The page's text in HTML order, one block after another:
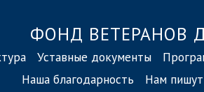
ФОНД ВЕТЕРАНОВ
Уставные документы
Наша благодарность
Нам пишут